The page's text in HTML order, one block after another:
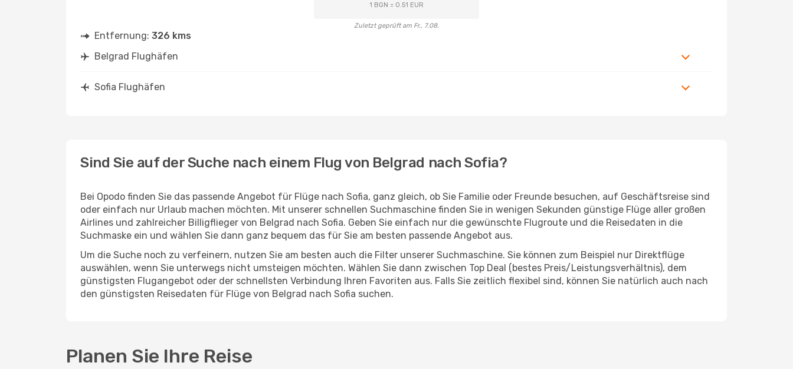
1 BGN = 0.51 EUR
Zuletzt geprüft am Fr., 7.08.
Entfernung: 326 kms
Belgrad Flughäfen
Sofia Flughäfen
Sind Sie auf der Suche nach einem Flug von Belgrad nach Sofia?
Bei Opodo finden Sie das passende Angebot für Flüge nach Sofia, ganz gleich, ob Sie Familie oder Freunde besuchen, auf Geschäftsreise sind
oder einfach nur Urlaub machen möchten. Mit unserer schnellen Suchmaschine finden Sie in wenigen Sekunden günstige Flüge aller großen
Airlines und zahlreicher Billigflieger von Belgrad nach Sofia. Geben Sie einfach nur die gewünschte Flugroute und die Reisedaten in die
Suchmaske ein und wählen Sie dann ganz bequem das für Sie am besten passende Angebot aus.
Um die Suche noch zu verfeinern, nutzen Sie am besten auch die Filter unserer Suchmaschine. Sie können zum Beispiel nur Direktflüge
auswählen, wenn Sie unterwegs nicht umsteigen möchten. Wählen Sie dann zwischen Top Deal (bestes Preis/Leistungsverhältnis), dem
günstigsten Flugangebot oder der schnellsten Verbindung Ihren Favoriten aus. Falls Sie zeitlich flexibel sind, können Sie natürlich auch nach
den günstigsten Reisedaten für Flüge von Belgrad nach Sofia suchen.
Planen Sie Ihre Reise